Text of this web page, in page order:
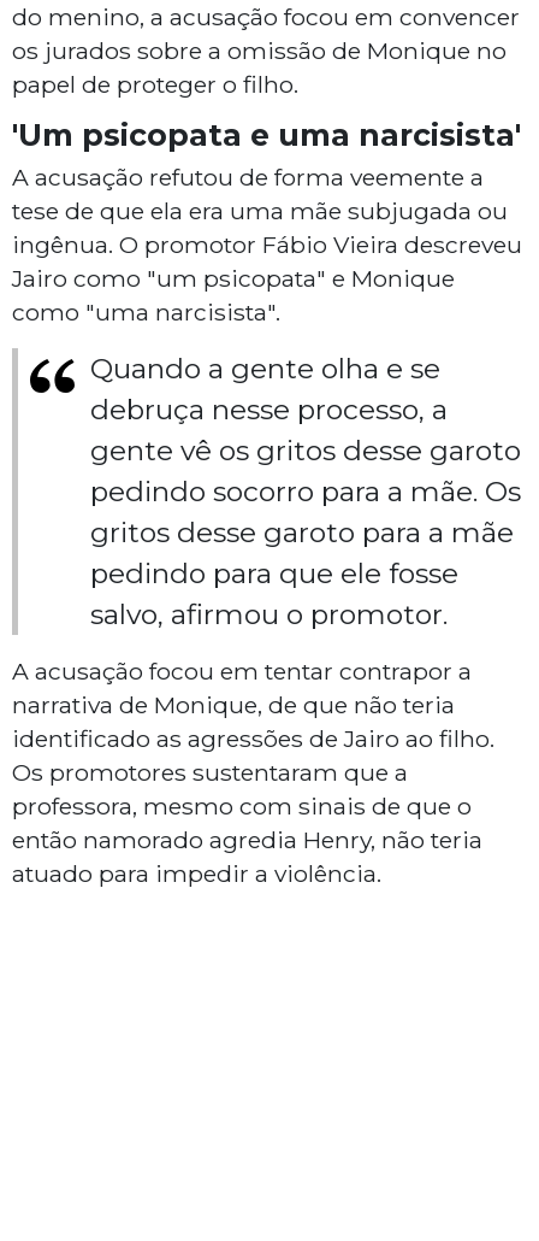
do menino, a acusação focou em convencer
os jurados sobre a omissão de Monique no
papel de proteger o filho.
'Um psicopata e uma narcisista'
A acusação refutou de forma veemente a
tese de que ela era uma mãe subjugada ou
ingênua. O promotor Fábio Vieira descreveu
Jairo como "um psicopata" e Monique
como "uma narcisista".
Quando a gente olha e se
debruça nesse processo, a
gente vê os gritos desse garoto
pedindo socorro para a mãe. Os
gritos desse garoto para a mãe
pedindo para que ele fosse
salvo, afirmou o promotor.
A acusação focou em tentar contrapor a
narrativa de Monique, de que não teria
identificado as agressões de Jairo ao filho.
Os promotores sustentaram que a
professora, mesmo com sinais de que o
então namorado agredia Henry, não teria
atuado para impedir a violência.